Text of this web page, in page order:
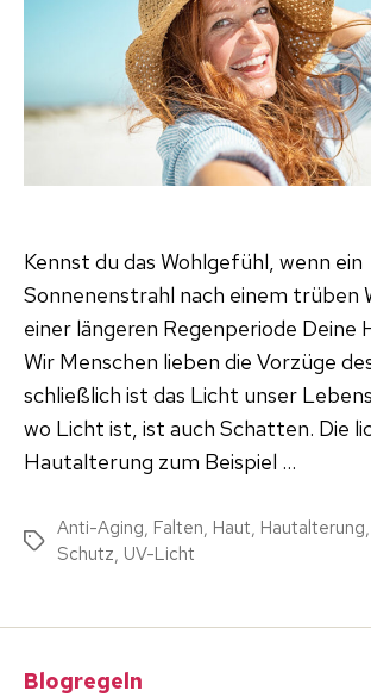
Kennst du das Wohlgefühl, wenn ein
Sonnenenstrahl nach einem trüben
einer längeren Regenperiode Deine
Wir Menschen lieben die Vorzüge
schließlich ist das Licht unser
wo Licht ist, ist auch Schatten. Die
Hautalterung zum Beispiel …
Schlagwörter
Anti-Aging, Falten, Haut, Hautalterung,
Schutz, UV-Licht
Blogregeln